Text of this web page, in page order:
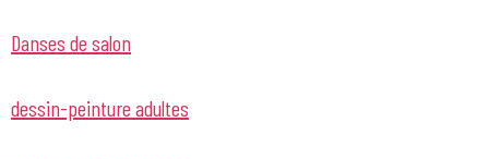
Danses de salon
dessin-peinture adultes